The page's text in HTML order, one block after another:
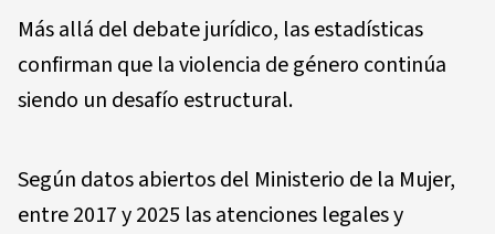
Más allá del debate jurídico, las estadísticas
confirman que la violencia de género continúa
siendo un desafío estructural.
Según datos abiertos del Ministerio de la Mujer,
entre 2017 y 2025 las atenciones legales y